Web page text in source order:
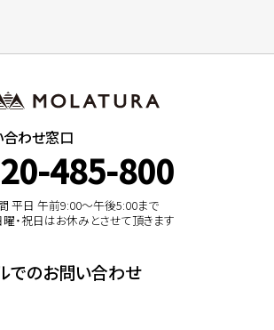
合わせ窓口
485-800
平日 午前9:00〜午後5:00まで
曜・祝日はお休みとさせて頂きます
でのお問い合わせ